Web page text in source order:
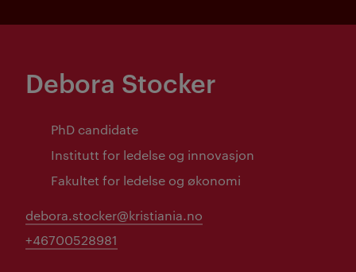
Debora Stocker
PhD candidate
Institutt for ledelse og innovasjon
Fakultet for ledelse og økonomi
debora.stocker@kristiania.no
+46700528981